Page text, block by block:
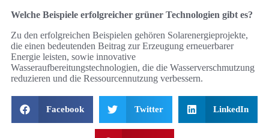
Welche Beispiele erfolgreicher grüner Technologien gibt es?
Zu den erfolgreichen Beispielen gehören Solarenergieprojekte,
die einen bedeutenden Beitrag zur Erzeugung erneuerbarer
Energie leisten, sowie innovative
Wasseraufbereitungstechnologien, die die Wasserverschmutzung
reduzieren und die Ressourcennutzung verbessern.
Facebook Twitter LinkedIn